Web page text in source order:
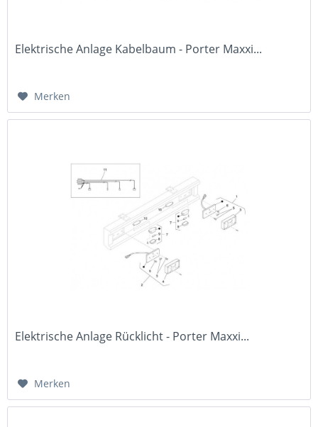
Elektrische Anlage Kabelbaum - Porter Maxxi...
Merken
Elektrische Anlage Rücklicht - Porter Maxxi...
Merken